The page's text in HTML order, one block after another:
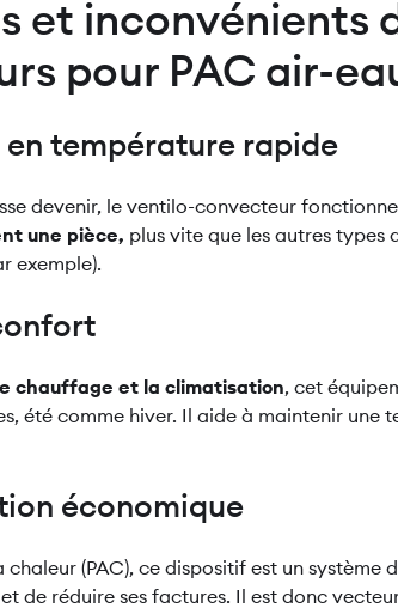
et inconvénients
pour PAC air-
en température rapide
devenir, le ventilo-convecteur
une pièce, plus vite que les autres types
exemple).
chauffage et la climatisation, cet
été comme hiver. Il aide à maintenir une
économique
(PAC), ce dispositif est un
de réduire ses factures. Il est donc